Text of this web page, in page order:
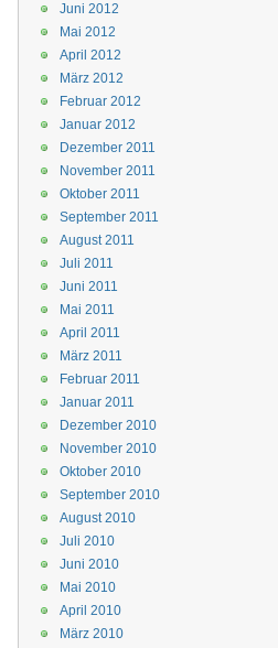
Juni 2012
Mai 2012
April 2012
März 2012
Februar 2012
Januar 2012
Dezember 2011
November 2011
Oktober 2011
September 2011
August 2011
Juli 2011
Juni 2011
Mai 2011
April 2011
März 2011
Februar 2011
Januar 2011
Dezember 2010
November 2010
Oktober 2010
September 2010
August 2010
Juli 2010
Juni 2010
Mai 2010
April 2010
März 2010